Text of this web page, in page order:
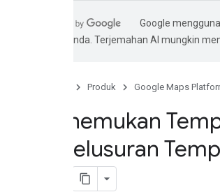
Google
pilihan Anda. Terjemahan AI mungkin
Produk Google Maps
Menemukan
Penelusuran